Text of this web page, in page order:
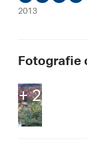
2013
Fotografie
+ 2